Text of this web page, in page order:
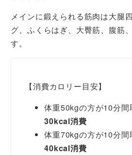
メインに鍛えられる筋肉は大腿
グ、ふくらはぎ、大臀筋、腹筋
す。
【消費カロリー目安】
体重50kgの方が10分間
30kcal消費
体重70kgの方が10分間
40kcal消費